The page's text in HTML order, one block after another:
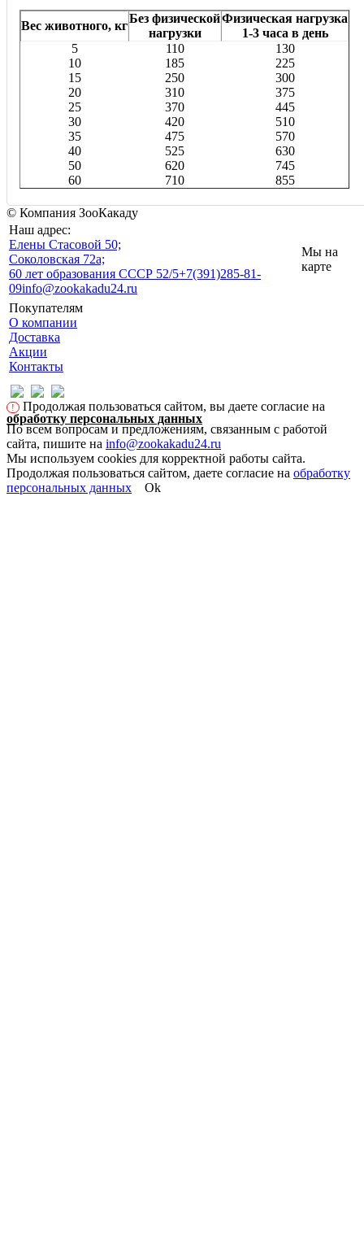
Вес животного, кг
Без физической
нагрузки
Физическая нагрузка
1-3 часа в день
5
110
130
10
185
225
15
250
300
20
310
375
25
370
445
30
420
510
35
475
570
40
525
630
50
620
745
60
710 855
© Компания ЗооКакаду
Наш адрес:
Eлены Стасовой 50;
Соколовская 72а;
60 лет образования СССР 52/5+7(391)285-81-
09info@zookakadu24.ru
Мы на
карте
Покупателям
О компании
Доставка
Акции
Контакты
!
Продолжая пользоваться сайтом, вы даете согласие на
обработку персональных данных
По всем вопросам и предложениям, связанным с работой
сайта, пишите на info@zookakadu24.ru
Мы используем cookies для корректной работы сайта.
Продолжая пользоваться сайтом, даете согласие на обработку
персональных данных
Ok